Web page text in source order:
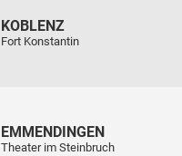
KOBLENZ
Fort Konstantin
EMMENDINGEN
Theater im Steinbruch